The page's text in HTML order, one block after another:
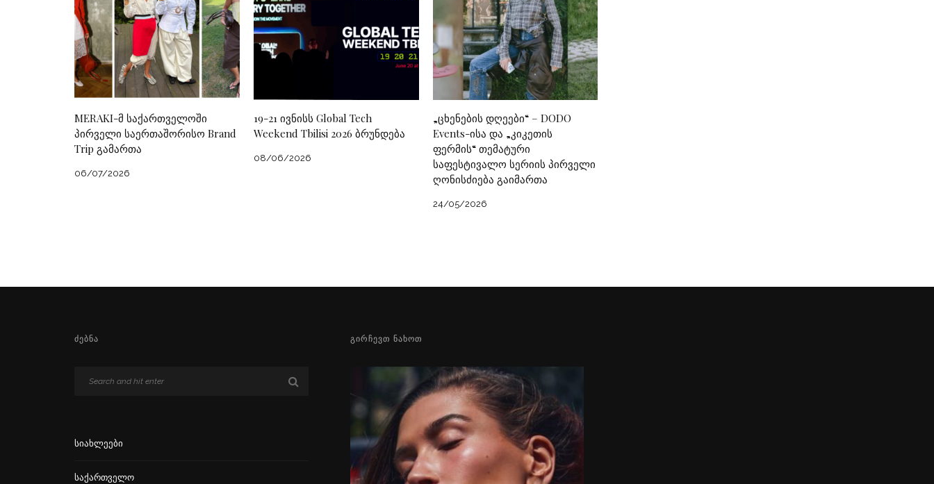
MERAKI-მ საქართველოში
პირველი საერთაშორისო Brand
Trip გამართა
06/07/2026
19-21 ივნისს Global Tech
Weekend Tbilisi 2026 ბრუნდება
08/06/2026
„ცხენების დღეები“ – DODO
Events-ისა და „კიკეთის
ფერმის“ თემატური
საფესტივალო სერიის პირველი
ღონისძიება გაიმართა
24/05/2026
ᲫᲔᲑᲜᲐ
Სიახლეები
Საქართველო
ᲒᲘᲠᲩᲔᲕᲗ ᲜᲐᲮᲝᲗ